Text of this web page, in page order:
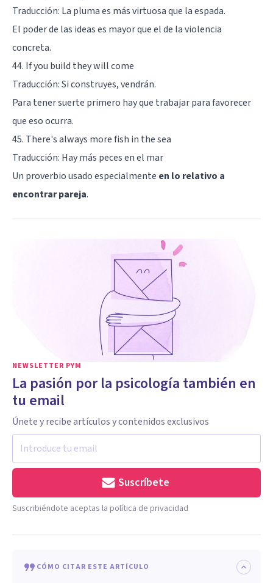
Traducción: La pluma es más virtuosa que la espada.
El poder de las ideas es mayor que el de la violencia
concreta.
44. If you build they will come
Traducción: Si construyes, vendrán.
Para tener suerte primero hay que trabajar para favorecer
que eso ocurra.
45. There's always more fish in the sea
Traducción: Hay más peces en el mar
Un proverbio usado especialmente en lo relativo a
encontrar pareja.
NEWSLETTER PYM
La pasión por la psicología también en
tu email
Únete y recibe artículos y contenidos exclusivos
Suscríbete
Suscribiéndote aceptas la política de privacidad
CÓMO CITAR ESTE ARTÍCULO